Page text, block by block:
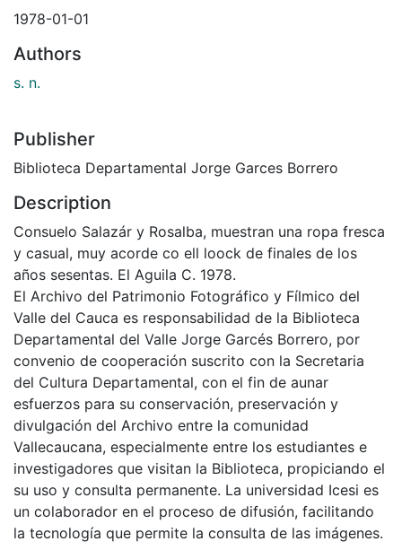
1978-01-01
Authors
s. n.
Publisher
Biblioteca Departamental Jorge Garces Borrero
Description
Consuelo Salazár y Rosalba, muestran una ropa fresca
y casual, muy acorde co ell loock de finales de los
años sesentas. El Aguila C. 1978.
El Archivo del Patrimonio Fotográfico y Fílmico del
Valle del Cauca es responsabilidad de la Biblioteca
Departamental del Valle Jorge Garcés Borrero, por
convenio de cooperación suscrito con la Secretaria
del Cultura Departamental, con el fin de aunar
esfuerzos para su conservación, preservación y
divulgación del Archivo entre la comunidad
Vallecaucana, especialmente entre los estudiantes e
investigadores que visitan la Biblioteca, propiciando el
su uso y consulta permanente. La universidad Icesi es
un colaborador en el proceso de difusión, facilitando
la tecnología que permite la consulta de las imágenes.